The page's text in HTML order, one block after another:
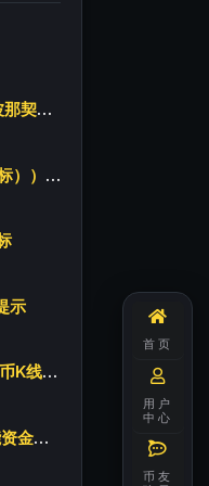
自动趋势+支撑+斐波那契+箱体
MACD XD（副图指标））修改版
示
【视频教程】熊猫玩币K线后的秘密（全集）
汉化修正版smc智能资金订单指标
首页
用户
中心
币友